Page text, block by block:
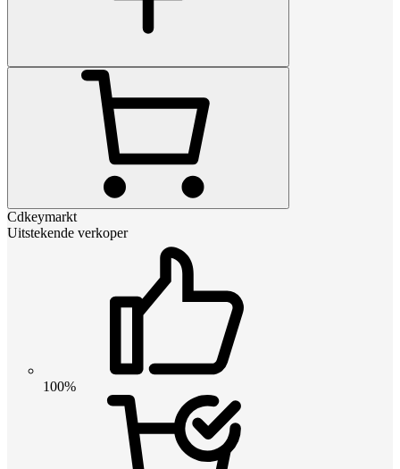
Cdkeymarkt
Uitstekende verkoper
100%